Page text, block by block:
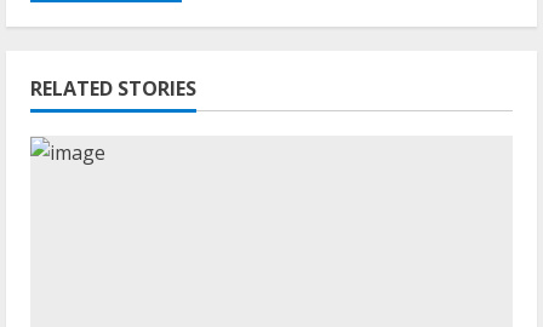
RELATED STORIES